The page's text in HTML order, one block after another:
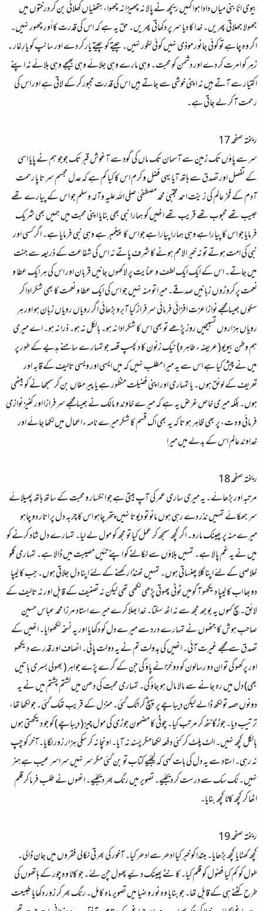
بیوی انّا بنی میاں دادا ہوا کہیں ریچھ نے پالا نہ چھیڑا نہ چھوا، ہتھنیاں کھلائی بن کر درختوں میں
جھولا جھلاتی پھریں۔ خدا کا دیا سر پر دکھاتی پھریں۔ حق یہ ہے کہ اس کی قدرت کا اُور چھور نہیں۔
اگر وہ چاہے تو کوئی جانور موذی نہیں کوئی لگور نہیں۔ چیتے کو چیتے یار کر دے اور سانپ کو یارِ غار ۔
زہر کو امرت کر دے اور دشمن کو محبت۔ وہی مارے وہی جلائے وہی بھیجے وہی بلائے نہ اپنے
اکتیار سے آتے ہیں نہ اپنی خوشی سے جاتے ہیں اس کی قدرت مجبور کر کے لاتی ہے اور اس کی
رحمت آ کر لے جاتی ہے۔
ریختہ صفحہ 17
سر سے پاؤں تک زمین سے آسمان تک ماں کی گود سے آغوش قبر تک جوجو ہم نے پایا اسی
کے تفصل اور تصدق سے ہاتھ آیا یہی فضل و کرم اس کا کیا کم ہے کہ عدل مجسم سر تا پا رحمت
آدم کے فخر عالم کی زینت احمد مجتبیٰ محمد مصطفیٰ صلی اللہ علیہ وآلہ وسلم جو اس کے پیارے تھے
حبیب تھے محبوب تھے قریب تھے انھیں کو ہمارا نبی بھی بنایا اپنی محبت میں ہمیں بھی شریک
فرمایا جو اس کا پیارا ہے وہی ہمارا پیارا ہے جو اس کا پیغمبر ہے وہی نبی فرمایا ہے۔ اگر کسی اور
نبی کی امت ہوتے تو نہ خیر الامم ہونے کا شرف پاتے نہ اس کی شفاعت کے ذریعہ سے جنت
میں جاتے۔ اس کے ایک ایک لطف و عنایت پر لاکھوں جانیں قربان اور اس کی ہر ایک عطا و
نعمت پر کروڑوں زبانیں صدقے۔ میرا تو منہ نہیں جو اس کی ایک عطا و نعمت کا بھی شکر ادا کر
سکوں جیسا مجھے نوازا عزت افزائی فرمائی سرفراز کیا آبرو بڑھائی اگر رویاں رویاں زبان ہو اور ہر
رویاں ہزاروں تسبیحیں روز پڑھے تو بھی اس کا شکر ادا نہ ہو۔ بالکل نہ ہو۔ ذرا نہ ہو۔ اے میری
ہم وطن بیویو ( عریضہ ء طاہرہ) نیک زنون کا دلچسپ قصہ جو تمہارے سامنے ہدیے کے طور پر
میں نے پیش کیا ہے اس سے یہ میرا مطلب نہیں کہ میں ایسی اور ویسی تالیف کے قابہ اور
تعریف کے لوئق ہوں۔ یا تمہاری اور اپنی فضیلت منظور ہے یا پیر مغاں بن کر سمجھانے کو بیٹھی
ہوں۔ بلکہ میری خاص غرض یہ ہے کہ میرے خاوند و مالک نے جیسا مجھے سرفرازا اور کنیز نوازی
فرمائی وہ ت، پر بھی ظاہر ہو تا کہ یہ بھی اک قسم کا شکر میرے نامہ ء اعمال میں لکھا جائے اور
خداوند عالم اس کے بدلے میں میرا
ریختہ صفحہ 18
مرتبہ اور بڑھائے۔ یہ میری ساری عمر کی آپ بیتی ہے جو انکسار و محبت کے ساتھ ہاتھ پھیلائے
سر جھکائے تمہیں نذر دے رہی ہوں مانو تو دیوتا نہیں پتھر چاہو اس کا چربہ دل پر اتار دو چاہو
میرے منہ پر پھینک مارو۔ اگر کچھ سمجھ کر عمل کیا تو مجھ کو مول لے لیا۔ تمہارے دل شاد کرنے کو
میں نے یہ غم پالا ہے۔ تمہیں بلاؤں سے نکالنے کو اپنے تئیں مصیبت میں ڈالا ہے۔ تمہاری گلو
خلاصی کے لئے اپنا گلا پھنساتی ہوں۔ تمہیں ٹھنڈا رکھنے کے لئے اپنا دل جلاتی ہوں۔ جب کا لیپا
دوبھا اب کا لیپا دیکھو آگومیں ٹوٹی پھوتی پڑھی لکھی تھی لیکن نہ تصنیف کے قابل اور نہ تالیف کے
لائق۔ سچ کہوں یہ بوجھ مجھ سے نہ اٹھ سکتا۔ خدا بھلا کرے میرے استاد مرزا محمد عباس حسین
صاحب ہوش کا جنھوں نے تمہارے درد سے میرے دل کو دکھایا اور یہ نسخہ لکھوایا۔ انھیں کے
تصدق سے مجھے غیرت آئی۔ انھیں کی بدولت تم نے یہ دولت پائی۔ انصاف اور قدر سے دیکھو
اور پرکھو گی تو ان دو رسالون کو دو خزانے پاؤ گی جن کے گرے پڑے جواہر ( بھولی بسری باتیں
بھی) دل میں رہ جانے سے مالا مال ہو جاؤ گی۔ تمہاری محبت کی دھن میں لشتم پشتم میں نے یہ
دونوں حصہ تو لکھ ڈالے لیکن دیباچے پر پہنچ کر اٹک گئی۔ منزل کے قریب تھک گئی۔ جو لکھا تھا،
ترتیب دیا۔ جوڑ گانٹھ کر مرتب کیا۔ چوٹی کا مضمون جوڑی کی مول چیز ( دیباچے ) کو جو دیکھتی ہوں
بالکل کچھ نہیں۔ الٹ پلٹ کر کئی دفعہ لکھامگر پسند نہ آیا۔ اونچا نہ کر سکی ہزار زور لگایا۔آخر کو چپ
نہ رہی۔ استاد سے یہ دل کی بات کہی کہ لیجئیے کتاب تو بن گئی مگر سر نہیں سراسر عیب ہے ہنر
نہیں۔ نک سک سے درست کر دیجئیے۔ تصویر میں رنگ بھر دیجئیے۔ انھوں نے طلب فرما کر قلم
اٹھا کر کچھ کاٹا کچھ بنایا۔
ریختہ صفحہ 19
کچھ گھٹایا کچھ بڑھایا۔ مبتدا کو خبر کیا ادھر سے ادھر کیا۔ آخور کی بھرتی نکالی فقروں میں جان ڈالی۔
طول کو کم کیا فضول کو قلم کیا۔ کانٹے پھینک دئیے پھول چن لئے۔ جو کاٹا وہ چور کے ہاتھوں کی
طرح کٹنے ہی کے قابل تھا۔ جو بنایا وہ نور و ضیا میں تصویر ماہ کامل۔ رنگ بھر کر زور دکھایا طبیعت